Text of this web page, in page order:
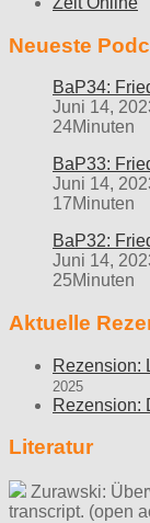
Neueste
BaP34:
Juni 14,
24Minuten
BaP33:
Juni 14,
17Minuten
BaP32:
Juni 14,
25Minuten
Aktuelle
Rezension:
2025
Rezension:
Literatur
Zurawski:
transcript. (open